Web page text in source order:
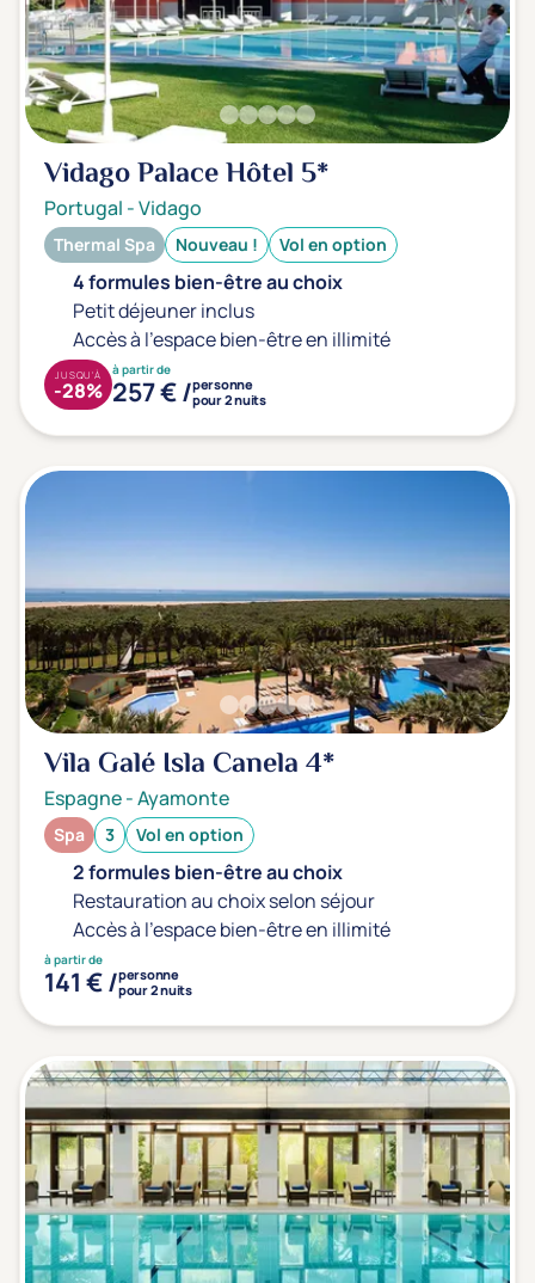
Vidago Palace Hôtel 5*
Portugal -Vidago
Thermal Spa Nouveau ! Vol en option
4 formules bien-être au choix
Petit déjeuner inclus
Accès à l'espace bien-être en illimité
à partir de
257 € /personne
pour 2 nuits
JUSQU'À
-28%
Vila Galé Isla Canela4*
Espagne-Ayamonte
Spa 3 Vol en option
2 formules bien-être au choix
Restauration au choix selon séjour
Accès à l'espace bien-être en illimité
à partir de
141 € /personne
pour 2 nuits